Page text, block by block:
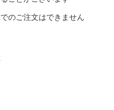
のご注文はできません